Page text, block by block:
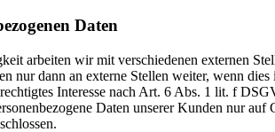
Daten
arbeiten wir mit verschiedenen externen
nur dann an externe Stellen weiter, wenn
Interesse nach Art. 6 Abs. 1 lit. f
Daten unserer Kunden nur